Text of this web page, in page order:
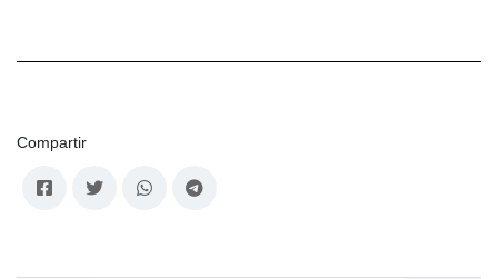
Compartir